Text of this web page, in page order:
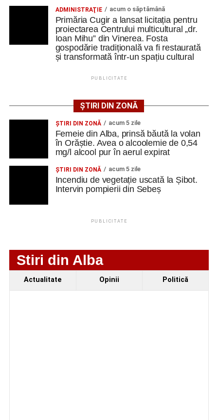
mobilități Erasmus+ în Croația
Secretul succesului în afaceri, dezvăluit de
antreprenorul Alexandru Jittu care a lucrat pentru
Elon Musk: „Dacă nu faci asta ai mari șanse să
ratezi”
ADMINISTRAŢIE acum o săptămână
Primăria Cugir a lansat licitația pentru
proiectarea Centrului multicultural „dr.
Ioan Mihu” din Vinerea. Fosta
gospodărie tradițională va fi restaurată
și transformată într-un spațiu cultural
PUBLICITATE
ȘTIRI DIN ZONĂ
ŞTIRI DIN ZONĂ acum 5 zile
Femeie din Alba, prinsă băută la volan
în Orăștie. Avea o alcoolemie de 0,54
mg/l alcool pur în aerul expirat
ŞTIRI DIN ZONĂ acum 5 zile
Incendiu de vegetație uscată la Șibot.
Intervin pompierii din Sebeș
PUBLICITATE
Stiri din Alba
Actualitate Opinii Politică